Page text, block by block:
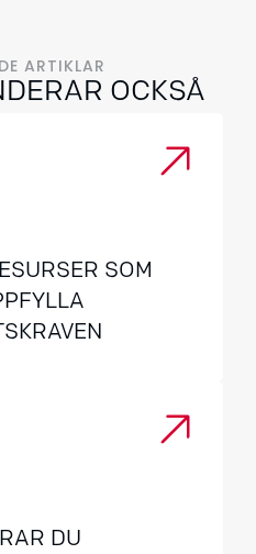
ARTIKLAR
OCKSÅ
SOM
DU